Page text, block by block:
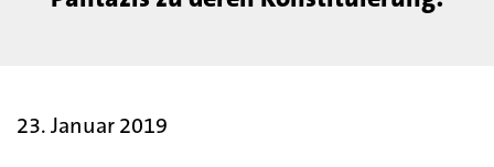
23. Januar 2019